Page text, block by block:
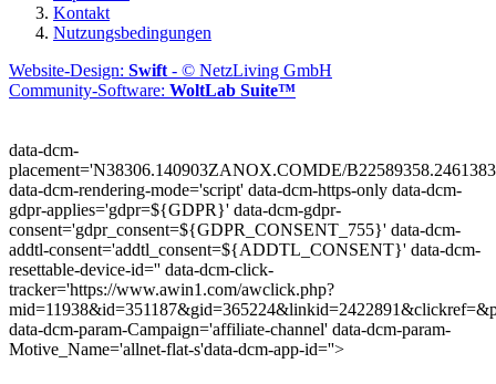
Kontakt
Nutzungsbedingungen
Website-Design: Swift- © NetzLiving GmbH
Community-Software: WoltLab Suite™
data-dcm-
placement='N38306.140903ZANOX.COMDE/
data-dcm-rendering-mode='script' data-dcm-https-only data-dcm-
gdpr-applies='gdpr=${GDPR}' data-dcm-gdpr-
consent='gdpr_consent=${GDPR_CONSENT_755}' data-dcm-
addtl-consent='addtl_consent=${ADDTL_CONSENT}' data-dcm-
resettable-device-id='' data-dcm-click-
tracker='https://www.awin1.com/awclick.php?
data-dcm-param-Campaign='affiliate-channel' data-dcm-param-
Motive_Name='allnet-flat-s'data-dcm-app-id=''>